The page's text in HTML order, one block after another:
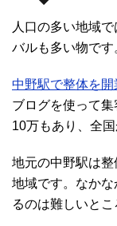
人口の多い地域
バルも多い物です
中野駅で整体を開
ブログを使って
10万もあり、全
地元の中野駅は
地域です。なか
るのは難しいとこ